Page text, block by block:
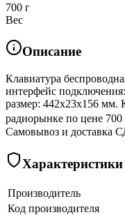
700 г
Вес
Описание
Клавиатура
интерфейс
размер: 442x23x156
радиорынке по цене
Самовывоз и доставка
Характеристики
Производитель
Код производителя